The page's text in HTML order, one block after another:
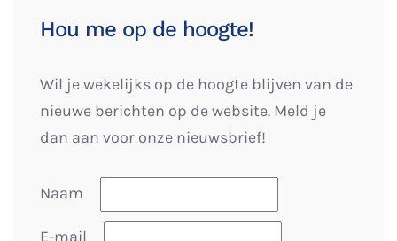
Hou me op de hoogte!
Wil je wekelijks op de hoogte blijven van de
nieuwe berichten op de website. Meld je
dan aan voor onze nieuwsbrief!
Naam
E-mail